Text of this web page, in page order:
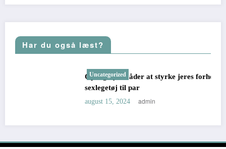
Har du også læst?
Opdag nye måder at styrke jeres forhold på med
admin